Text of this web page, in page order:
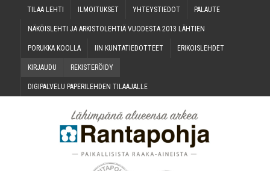
TILAA LEH­TI ILMOI­TUK­SET YHTEYS­TIE­DOT PALAU­TE
NÄKÖIS­LEH­TI JA ARKIS­TO­LEH­TIÄ VUO­DES­TA 2013 LÄHTIEN
PORUK­KA KOOLLA IIN KUN­TA­TIE­DOT­TEET ERI­KOIS­LEH­DET
KIR­JAU­DU REKIS­TE­RÖI­DY
DIGI­PAL­VE­LU PAPE­RI­LEH­DEN TILAAJALLE